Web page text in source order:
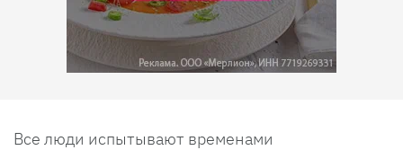
Все люди испытывают временами